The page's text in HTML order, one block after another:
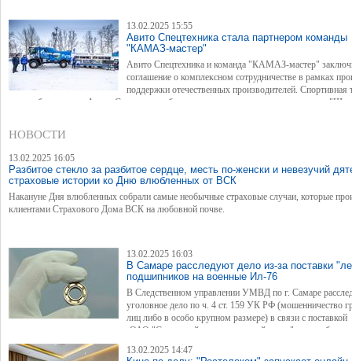
13.02.2025 15:55
Авито Спецтехника стала партнером команды
"КАМАЗ-мастер"
Авито Спецтехника и команда "КАМАЗ-мастер"
соглашение о комплексном сотрудничестве в рамках
поддержки отечественных производителей. Спортивная
новым брендингом Авито Спецтехники будет представлена на всех этапах ралли
НОВОСТИ
13.02.2025 16:05
Разбитое стекло за разбитое сердце, месть по-женски и невезучий
страховые истории ко Дню влюбленных от ВСК
Накануне Дня влюбленных собрали самые необычные страховые случаи, которые
клиентами Страхового Дома ВСК на любовной почве.
13.02.2025 16:03
В Самаре расследуют дело из-за поставки
подшипников на военные Ил-76
В Следственном управлении УМВД по г. Самаре
уголовное дело по ч. 4 ст. 159 УК РФ (мошенничество
лиц либо в особо крупном размере) в связи с поставкой
некачественных подшипников ОАО "Самарский подшипниковый завод" по
следует из отчета конкурсного управляющего предприятием.
13.02.2025 14:47